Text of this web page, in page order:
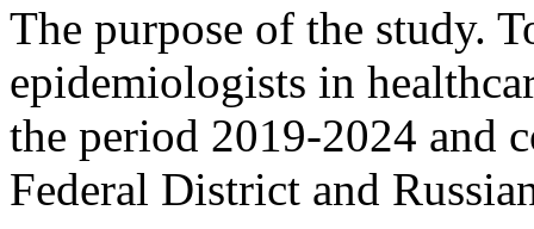
The purpose of the study.
epidemiologists in
the period 2019-2024 and
Federal District and